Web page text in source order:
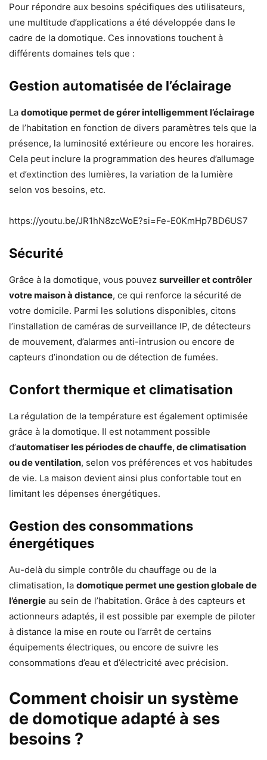
Pour répondre aux besoins spécifiques des utilisateurs,
une multitude d’applications a été développée dans le
cadre de la domotique. Ces innovations touchent à
différents domaines tels que :
Gestion automatisée de l’éclairage
La domotique permet de gérer intelligemment l’éclairage
de l’habitation en fonction de divers paramètres tels que la
présence, la luminosité extérieure ou encore les horaires.
Cela peut inclure la programmation des heures d’allumage
et d’extinction des lumières, la variation de la lumière
selon vos besoins, etc.
https://youtu.be/JR1hN8zcWoE?si=Fe-E0KmHp7BD6US7
Sécurité
Grâce à la domotique, vous pouvez surveiller et contrôler
votre maison à distance, ce qui renforce la sécurité de
votre domicile. Parmi les solutions disponibles, citons
l’installation de caméras de surveillance IP, de détecteurs
de mouvement, d’alarmes anti-intrusion ou encore de
capteurs d’inondation ou de détection de fumées.
Confort thermique et climatisation
La régulation de la température est également optimisée
grâce à la domotique. Il est notamment possible
d’automatiser les périodes de chauffe, de climatisation
ou de ventilation, selon vos préférences et vos habitudes
de vie. La maison devient ainsi plus confortable tout en
limitant les dépenses énergétiques.
Gestion des consommations
énergétiques
Au-delà du simple contrôle du chauffage ou de la
climatisation, la domotique permet une gestion globale de
l’énergie au sein de l’habitation. Grâce à des capteurs et
actionneurs adaptés, il est possible par exemple de piloter
à distance la mise en route ou l’arrêt de certains
équipements électriques, ou encore de suivre les
consommations d’eau et d’électricité avec précision.
Comment choisir un système
de domotique adapté à ses
besoins ?